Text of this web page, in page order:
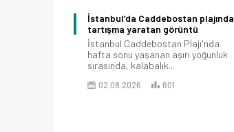
İstanbul’da Caddebostan plajında
tartışma yaratan görüntü
İstanbul Caddebostan Plajı'nda
hafta sonu yaşanan aşırı yoğunluk
sırasında, kalabalık...
02.08.2026 601